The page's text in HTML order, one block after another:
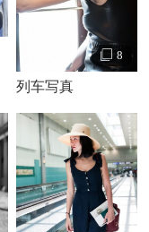
8
列车写真